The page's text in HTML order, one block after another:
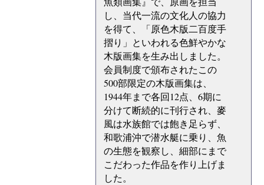
し、当代一流の文化人の協力
を得て、「原色木版二百度手
摺り」といわれる色鮮やかな
木版画集を生み出しました。
会員制度で頒布されたこの
500部限定の木版画集は、
1944年まで各回12点、6期に
分けて断続的に刊行され、麥
風は水族館では飽き足らず、
和歌浦沖で潜水艇に乗り、魚
の生態を観察し、細部にまで
こだわった作品を作り上げま
した。